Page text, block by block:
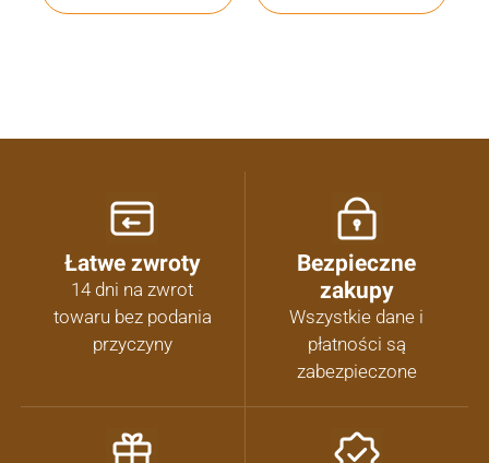
Łatwe zwroty
14 dni na zwrot
towaru bez podania
przyczyny
Bezpieczne
zakupy
Wszystkie dane i
płatności są
zabezpieczone